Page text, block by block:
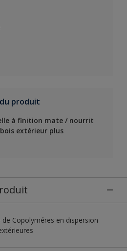
produit
à finition mate / nourrit
extérieur plus
Copolyméres en dispersion